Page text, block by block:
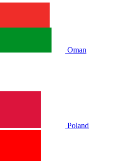
Oman
Poland